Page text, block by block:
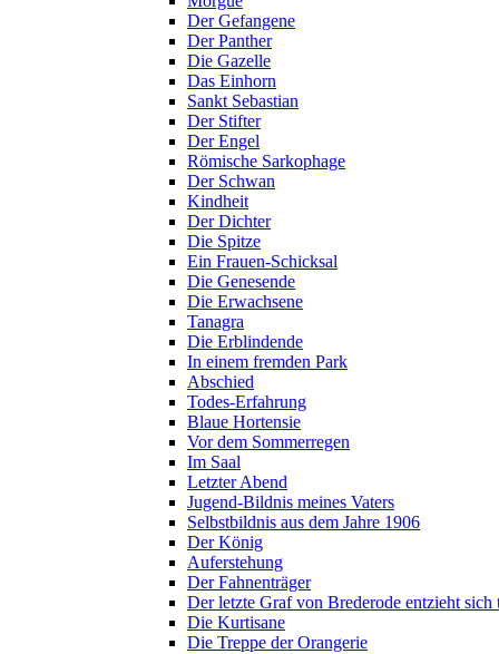
Der Gefangene
Der Panther
Die Gazelle
Das Einhorn
Sankt Sebastian
Der Stifter
Der Engel
Römische Sarkophage
Der Schwan
Kindheit
Der Dichter
Die Spitze
Ein Frauen-Schicksal
Die Genesende
Die Erwachsene
Tanagra
Die Erblindende
In einem fremden Park
Abschied
Todes-Erfahrung
Blaue Hortensie
Vor dem Sommerregen
Im Saal
Letzter Abend
Jugend-Bildnis meines Vaters
Selbstbildnis aus dem Jahre 1906
Der König
Auferstehung
Der Fahnenträger
Der letzte Graf von Brederode entzieht sich
Die Kurtisane
Die Treppe der Orangerie